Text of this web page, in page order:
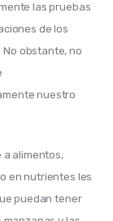
las pruebas
de los
No obstante, no
nuestro
a alimentos,
en nutrientes les
puedan tener